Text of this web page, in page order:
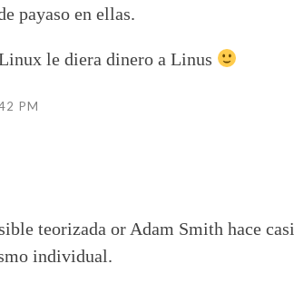
payaso en ellas.
le diera dinero a Linus
PM
teorizada or Adam Smith hace casi
individual.